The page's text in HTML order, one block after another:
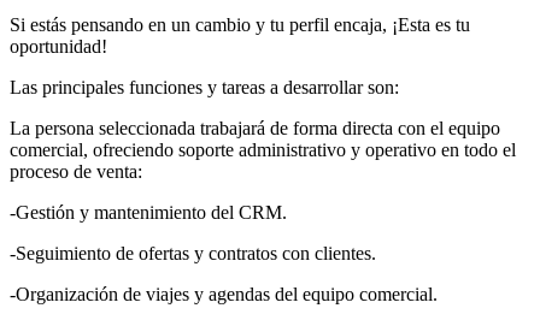
Si estás pensando en un cambio y tu perfil encaja, ¡Esta es tu
oportunidad!
Las principales funciones y tareas a desarrollar son:
La persona seleccionada trabajará de forma directa con el equipo
comercial, ofreciendo soporte administrativo y operativo en todo el
proceso de venta:
-Gestión y mantenimiento del CRM.
-Seguimiento de ofertas y contratos con clientes.
-Organización de viajes y agendas del equipo comercial.